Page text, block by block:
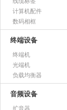
计算机配件
数码相框
终端设备
终端机
光端机
负载均衡器
音频设备
扩音器